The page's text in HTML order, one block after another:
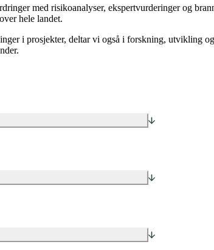
med risikoanalyser, ekspertvurderinger og
hele landet.
i prosjekter, deltar vi også i forskning, utvikling